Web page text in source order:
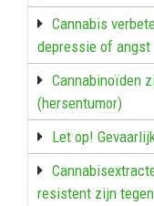
Cannabis
depressie of angst
Cannabinoïden
(hersentumor)
Let op!
resistent zijn